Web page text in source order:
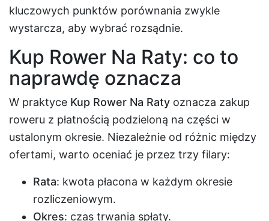
kluczowych punktów porównania zwykle
wystarcza, aby wybrać rozsądnie.
Kup Rower Na Raty: co to
naprawdę oznacza
W praktyce Kup Rower Na Raty oznacza zakup
roweru z płatnością podzieloną na części w
ustalonym okresie. Niezależnie od różnic między
ofertami, warto oceniać je przez trzy filary:
Rata: kwota płacona w każdym okresie
rozliczeniowym.
Okres: czas trwania spłaty.